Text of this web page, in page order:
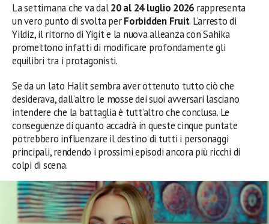
La settimana che va dal20 al 24 luglio 2026 rappresenta
un vero punto di svolta perForbidden Fruit. L’arresto di
Yildiz, il ritorno di Yigit e la nuova alleanza con Sahika
promettono infatti di modificare profondamente gli
equilibri tra i protagonisti.
Se da un lato Halit sembra aver ottenuto tutto ciò che
desiderava, dall’altro le mosse dei suoi avversari lasciano
intendere che la battaglia è tutt’altro che conclusa. Le
conseguenze di quanto accadrà in queste cinque puntate
potrebbero influenzare il destino di tutti i personaggi
principali, rendendo i prossimi episodi ancora più ricchi di
colpi di scena.